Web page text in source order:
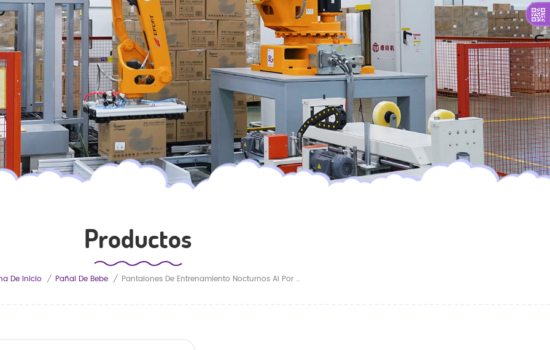
Productos
De Inicio / Pañal De Bebe / Pantalones De Entrenamiento Nocturnos Al Por Mayor, De Alta Capacidad, Ultra Suaves, A Granel, Para Una Protección Confiable Contra Fugas.